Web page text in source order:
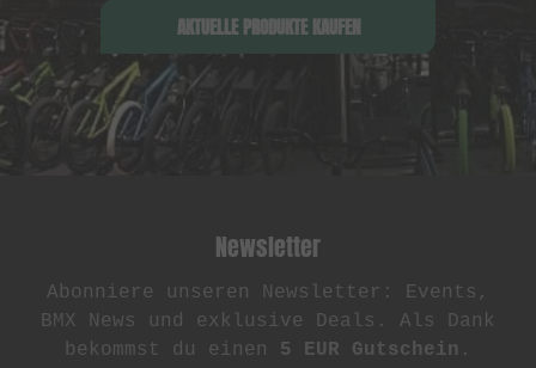
AKTUELLE PRODUKTE KAUFEN
Newsletter
Abonniere unseren Newsletter: Events,
BMX News und exklusive Deals. Als Dank
bekommst du einen 5 EUR Gutschein .